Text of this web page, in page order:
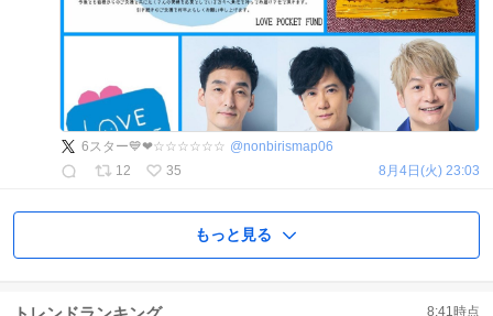
6スター💙❤☆☆☆☆☆☆ @nonbirismap06
12
35 8月4日(火) 23:03
もっと見る
8:41時点